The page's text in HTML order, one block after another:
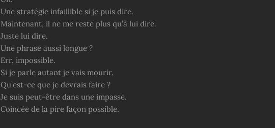
Une stratégie infaillible si je puis dire.
Maintenant, il ne me reste plus qu’à lui dire.
Juste lui dire.
Une phrase aussi longue ?
Err, impossible.
Si je parle autant je vais mourir.
Qu’est-ce que je devrais faire ?
Je suis peut-être dans une impasse.
Coincée de la pire façon possible.